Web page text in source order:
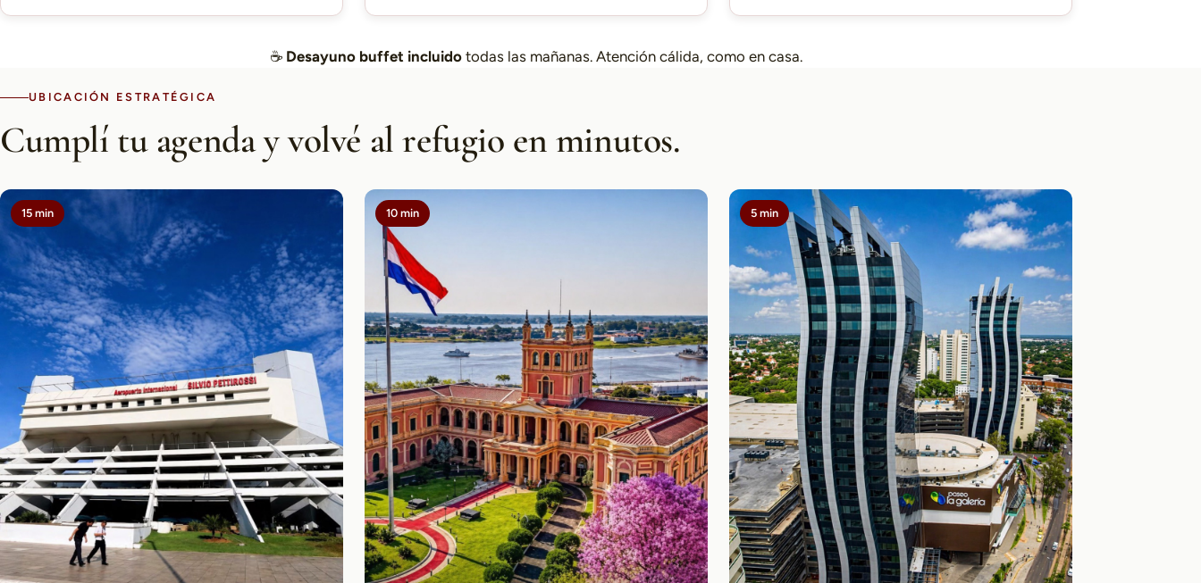
☕ Desayuno buffet incluido todas las mañanas. Atención cálida, como en casa.
UBICACIÓN ESTRATÉGICA
Cumplí tu agenda y volvé al refugio en minutos.
15 min 10 min 5 min